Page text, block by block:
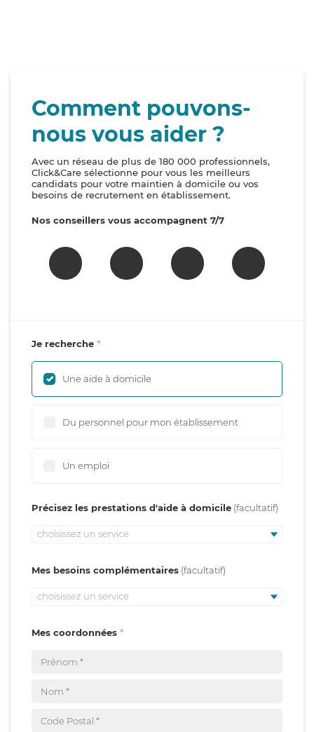
Comment pouvons-
nous vous aider ?
Avec un réseau de plus de 180 000 professionnels,
Click&Care sélectionne pour vous les meilleurs
candidats pour votre maintien à domicile ou vos
besoins de recrutement en établissement.
Nos conseillers vous accompagnent 7/7
Je recherche
Une aide à domicile
Du personnel pour mon établissement
Un emploi
Précisez les prestations d'aide à domicile
choisissez un service
Mes besoins complémentaires
choisissez un service
Mes coordonnées